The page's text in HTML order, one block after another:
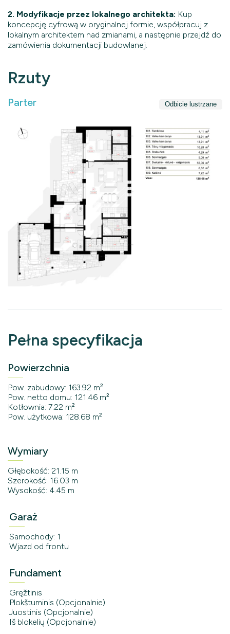
2. Modyfikacje przez lokalnego architekta: Kup
koncepcję cyfrową w oryginalnej formie, współpracuj z
lokalnym architektem nad zmianami, a następnie przejdź do
zamówienia dokumentacji budowlanej.
Rzuty
Parter Odbicie lustrzane
Pełna specyfikacja
Powierzchnia
Pow. zabudowy: 163.92 m²
Pow. netto domu: 121.46 m²
Kotłownia: 7.22 m²
Pow. użytkowa: 128.68 m²
Wymiary
Głębokość: 21.15 m
Szerokość: 16.03 m
Wysokość: 4.45 m
Garaż
Samochody: 1
Wjazd od frontu
Fundament
Gręžtinis
Plokštuminis (Opcjonalnie)
Juostinis (Opcjonalnie)
Iš blokelių (Opcjonalnie)